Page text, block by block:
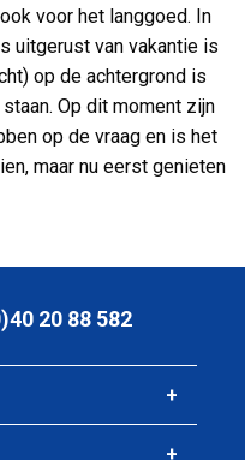
voor het langgoed. In
uitgerust van vakantie is
op de achtergrond is
Op dit moment zijn
op de vraag en is het
maar nu eerst genieten
20 88 582